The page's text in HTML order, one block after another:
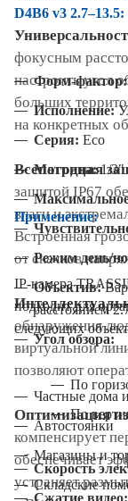
фокусным
настроить угол
больших
на конкретных
Всепогодная
защитой IP67
влаги и
Встроенная
от скачков
обнаружения
виртуальной
позволяют
Оптимизация
компенсирует
обеспечивает
устраняет
D4B6 v3 2.7–13.5:
Форм-фактор:
Исполнение:
Серия: Eco
Матрица:1/3"
Режим день/
Объектив:
расстоянием
Угол обзора:
По
По
Скорость
Сжатие видео:
Применение:
IP-камера
подходит для
следующих
Частные дома
Автостоянки
Магазины и
Складские